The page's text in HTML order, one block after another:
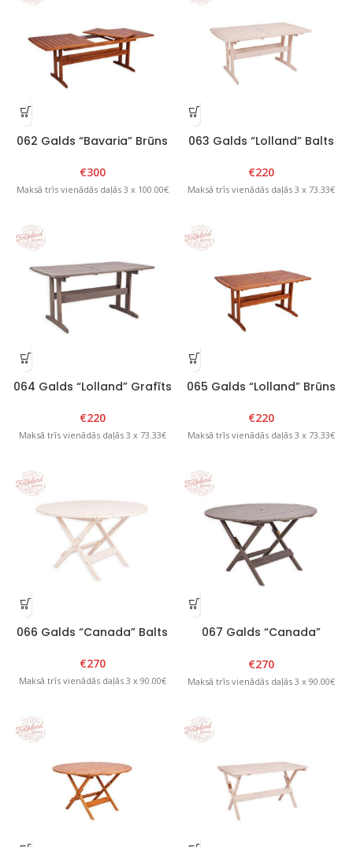
062 Galds “Bavaria” Brūns
€300
Maksā trīs vienādās daļās 3 x 100.00€
063 Galds “Lolland” Balts
€220
Maksā trīs vienādās daļās 3 x 73.33€
064 Galds “Lolland” Grafīts
€220
Maksā trīs vienādās daļās 3 x 73.33€
065 Galds “Lolland” Brūns
€220
Maksā trīs vienādās daļās 3 x 73.33€
066 Galds “Canada” Balts
€270
Maksā trīs vienādās daļās 3 x 90.00€
067 Galds “Canada”
€270
Maksā trīs vienādās daļās 3 x 90.00€